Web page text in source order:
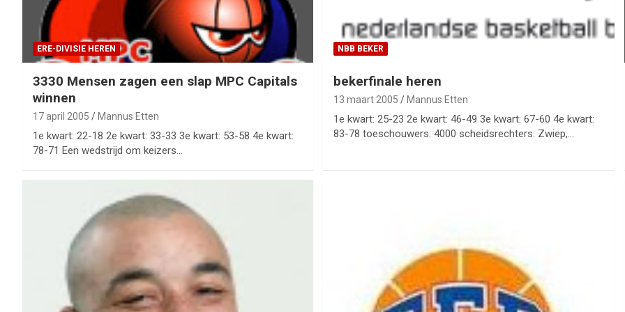
ERE-DIVISIE HEREN
3330 Mensen zagen een slap MPC Capitals
winnen
17 april 2005 Mannus Etten
1e kwart: 22-18 2e kwart: 33-33 3e kwart: 53-58 4e kwart:
78-71 Een wedstrijd om keizers…
NBB BEKER
bekerfinale heren
13 maart 2005 Mannus Etten
1e kwart: 25-23 2e kwart: 46-49 3e kwart: 67-60 4e kwart:
83-78 toeschouwers: 4000 scheidsrechters: Zwiep,…